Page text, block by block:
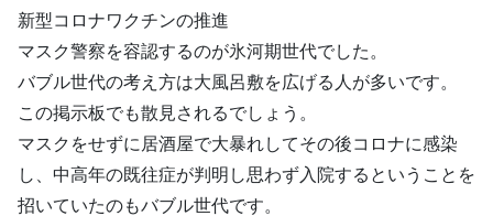
新型コロナワクチンの推進
マスク警察を容認するのが氷河期世代でした。
バブル世代の考え方は大風呂敷を広げる人が多いです。
この掲示板でも散見されるでしょう。
マスクをせずに居酒屋で大暴れしてその後コロナに感染
し、中高年の既往症が判明し思わず入院するということを
招いていたのもバブル世代です。